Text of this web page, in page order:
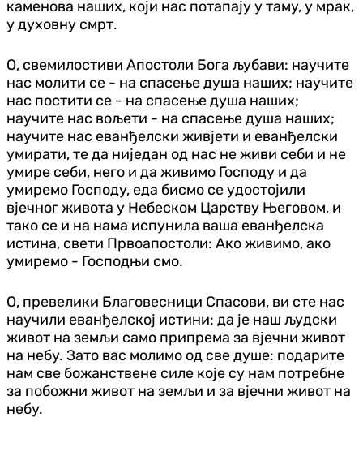
каменова наших, који нас потапају у таму, у мрак,
у духовну смрт.
О, свемилостиви Апостоли Бога љубави: научите
нас молити се - на спасење душа наших; научите
нас постити се - на спасење душа наших;
научите нас вољети - на спасење душа наших;
научите нас еванђелски живјети и еванђелски
умирати, те да ниједан од нас не живи себи и не
умире себи, него и да живимо Господу и да
умиремо Господу, еда бисмо се удостојили
вјечног живота у Небеском Царству Његовом, и
тако се и на нама испунила ваша еванђелска
истина, свети Првоапостоли: Ако живимо, ако
умиремо - Господњи смо.
О, превелики Благовесници Спасови, ви сте нас
научили еванђелској истини: да је наш људски
живот на земљи само припрема за вјечни живот
на небу. Зато вас молимо од све душе: подарите
нам све божанствене силе које су нам потребне
за побожни живот на земљи и за вјечни живот на
небу.